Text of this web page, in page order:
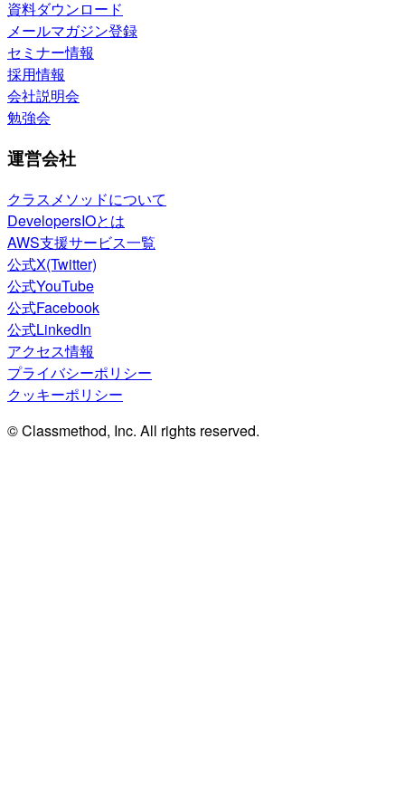
資料ダウンロード
メールマガジン登録
セミナー情報
採用情報
会社説明会
勉強会
運営会社
クラスメソッドについて
DevelopersIOとは
AWS支援サービス一覧
公式X(Twitter)
公式YouTube
公式Facebook
公式LinkedIn
アクセス情報
プライバシーポリシー
クッキーポリシー
© Classmethod, Inc. All rights reserved.